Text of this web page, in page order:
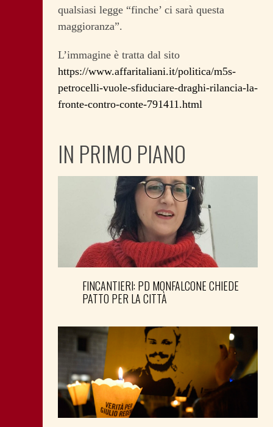
qualsiasi legge “finche’ ci sarà questa
maggioranza”.
L’immagine è tratta dal sito
https://www.affaritaliani.it/politica/m5s-
petrocelli-vuole-sfiduciare-draghi-rilancia-la-
fronte-contro-conte-791411.html
IN PRIMO PIANO
FINCANTIERI: PD MONFALCONE CHIEDE
PATTO PER LA CITTÀ